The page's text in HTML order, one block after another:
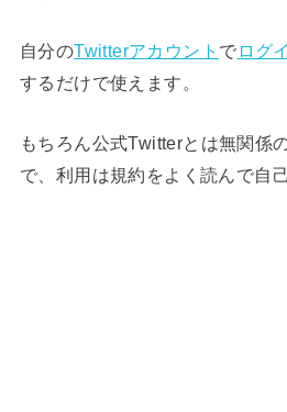
自分のTwitterアカウント で ログ
するだけで使えます。
もちろん公式Twitterとは無関係
で、利用は規約をよく読んで自